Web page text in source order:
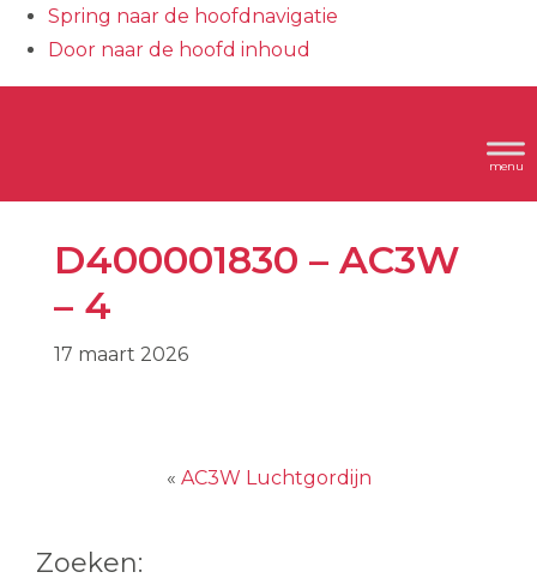
Spring naar de hoofdnavigatie
Door naar de hoofd inhoud
Rechts
D400001830 – AC3W
– 4
17 maart 2026
« AC3W Luchtgordijn
Zoeken: